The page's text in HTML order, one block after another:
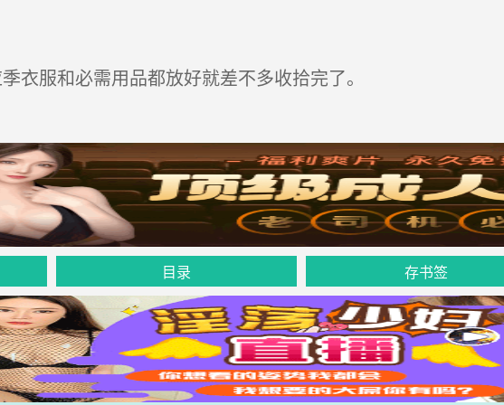
衣服和必需用品都放好就差不多收拾完了。
目录 存书签